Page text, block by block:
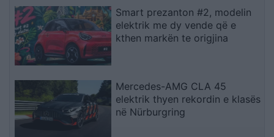
Smart prezanton #2, modelin
elektrik me dy vende që e
kthen markën te origjina
Mercedes-AMG CLA 45
elektrik thyen rekordin e klasës
në Nürburgring